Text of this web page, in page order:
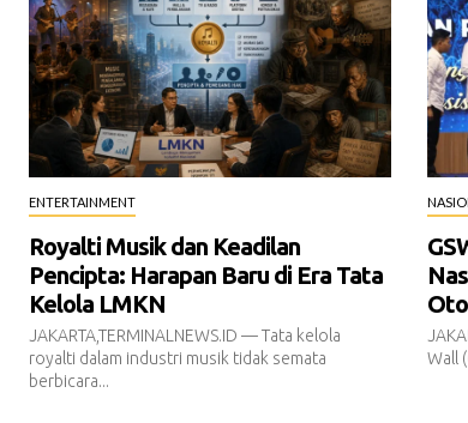
ENTERTAINMENT
Royalti Musik dan Keadilan
Pencipta: Harapan Baru di Era Tata
Kelola LMKN
JAKARTA,TERMINALNEWS.ID — Tata kelola
royalti dalam industri musik tidak semata
berbicara...
Wall